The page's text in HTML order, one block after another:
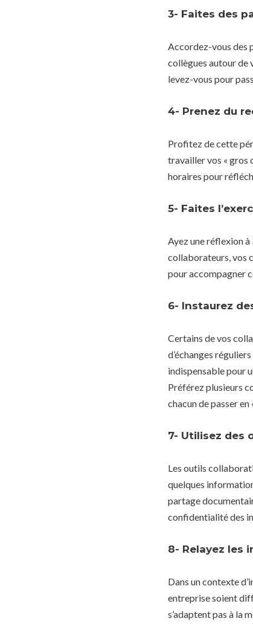
3- Faites des
Accordez-vous des
collègues autour de
levez-vous pour
4- Prenez du
Profitez de cette
travailler vos « gros
horaires pour
5- Faites
Ayez une réflexion
collaborateurs, vos
pour accompagner
6- Instaurez
Certains de vos
d’échanges
indispensable pour
Préférez plusieurs
chacun de passer
7- Utilisez des
Les outils
quelques
partage
confidentialité des
8- Relayez les
Dans un contexte
entreprise soient
s’adaptent pas à la